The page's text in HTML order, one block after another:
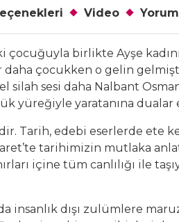
Video
birlikte Ayşe
daha çocukken o gelin
sesi daha Nalbant
yüreğiyle yaratanına dualar
Tarih, edebi eserlerde ete
tarihimizin mutlaka
içine tüm canlılığı ile
insanlık dışı zulümlere